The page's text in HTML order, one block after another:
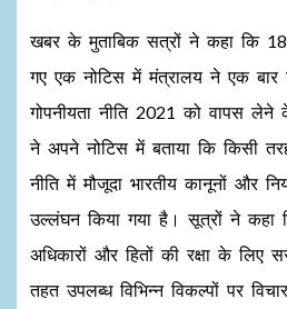
खबर के मुताबिक सत्रों ने कहा कि
गए एक नोटिस में मंत्रालय ने एक
गोपनीयता नीति 2021 को वापस
ने अपने नोटिस में बताया कि किसी
नीति में मौजूदा भारतीय कानूनों और
उल्लंघन किया गया है। सूत्रों ने कहा
अधिकारों और हितों की रक्षा के लिए
तहत उपलब्ध विभिन्न विकल्पों पर